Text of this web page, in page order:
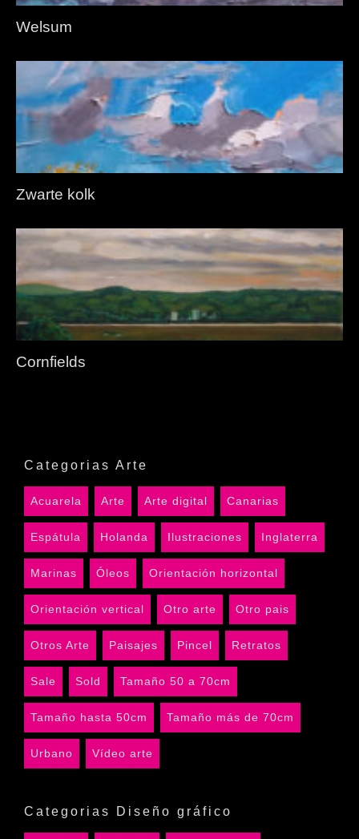
Welsum
Zwarte kolk
Cornfields
Categorias Arte
Acuarela Arte Arte digital Canarias
Espátula Holanda Ilustraciones Inglaterra
Marinas Óleos Orientación horizontal
Orientación vertical Otro arte Otro pais
Otros Arte Paisajes Pincel Retratos
Sale Sold Tamaño 50 a 70cm
Tamaño hasta 50cm Tamaño más de 70cm
Urbano Vídeo arte
Categorias Diseño gráfico